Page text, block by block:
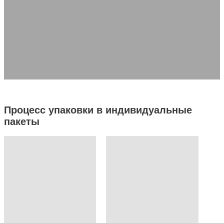
Процесс упаковки в индивидуальные
пакеты